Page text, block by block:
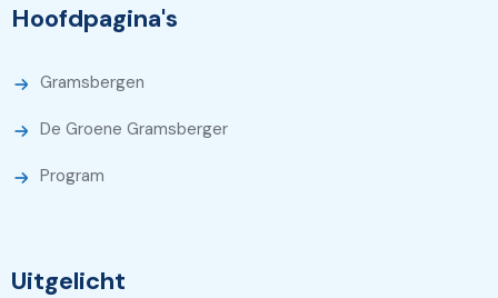
Hoofdpagina's
Gramsbergen
De Groene Gramsberger
Program
Uitgelicht